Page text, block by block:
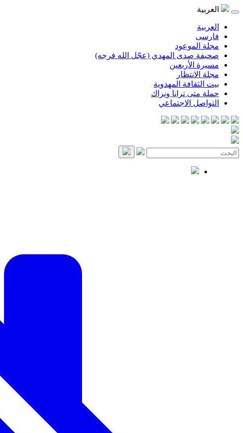
العربية
العربية
فارسی
مجلة الموعود
صحيفة صدى المهدي (عجّل الله فرجه)
مسيرة الأربعين
مجلة الانتظار
بيت الثقافة المهدوية
حملة متى ترانا ونراك
التواصل الاجتماعي